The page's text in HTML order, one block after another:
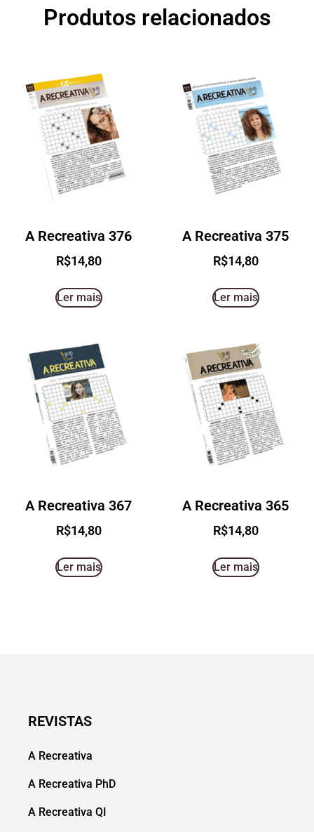
Produtos relacionados
A Recreativa 376
R$14,80
Ler mais
A Recreativa 375
R$14,80
Ler mais
A Recreativa 367
R$14,80
Ler mais
A Recreativa 365
R$14,80
Ler mais
REVISTAS
A Recreativa
A Recreativa PhD
A Recreativa QI